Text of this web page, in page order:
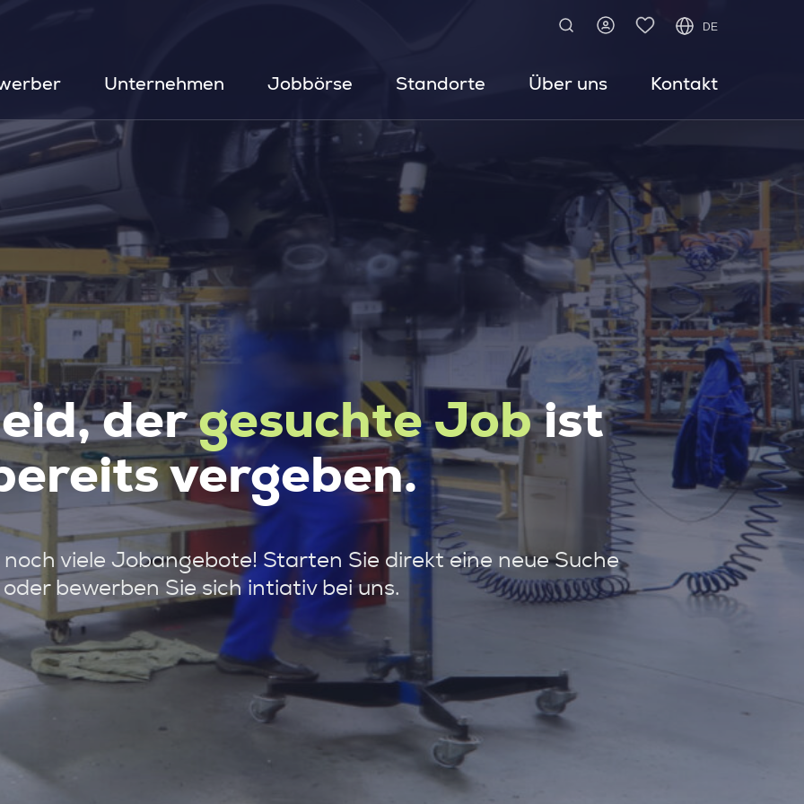
DE
Unternehmen Jobbörse Standorte Über uns Kontakt
dergesuchte Jobist
vergeben.
viele Jobangebote! Starten Sie direkt eine neue Suche
oder bewerben Sie sich intiativ bei uns.